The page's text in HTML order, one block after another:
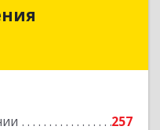
257
Челны г,